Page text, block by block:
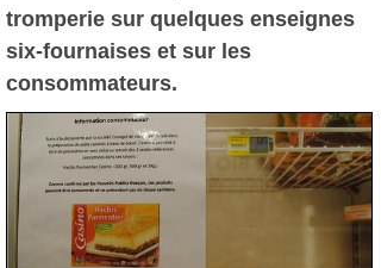
tromperie sur quelques enseignes
six-fournaises et sur les
consommateurs.